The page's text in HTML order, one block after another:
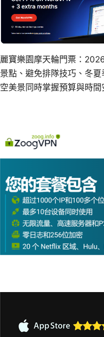
麗寶樂園摩天輪門票：
景點、避免排隊技巧、冬
空美景同時掌握預算與時間